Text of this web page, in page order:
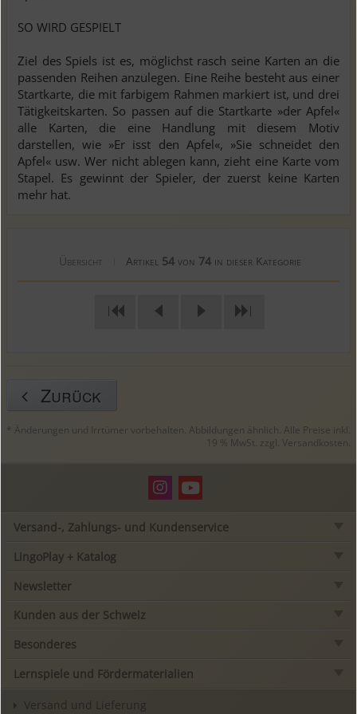
SO WIRD GESPIELT
Ziel des Spiels ist es, möglichst rasch seine Karten an die
passenden Reihen anzulegen. Eine Reihe besteht aus einer
Startkarte, die mit farbigem Rahmen markiert ist, und drei
Tätigkeitskarten. So passen auf die Startkarte »der Apfel«
alle Karten, die eine Handlung mit diesem Motiv
darstellen, wie »Er isst den Apfel«, »Sie schneidet den
Apfel« usw. Wer nicht ablegen kann, zieht eine Karte vom
Stapel. Es gewinnt der Spieler, der zuerst keine Karten
mehr hat.
Übersicht Artikel 54von 74in dieser Kategorie
| |
Zurück
* Änderungen und Irrtümer vorbehalten. Abbildungen ähnlich. Alle Preise inkl.
19 % MwSt. zzgl. Versandkosten.
Versand-, Zahlungs- und Kundenservice
LingoPlay + Katalog
Newsletter
Kunden aus der Schweiz
Besonderes
Lernspiele und Fördermaterialien
Versand und Lieferung